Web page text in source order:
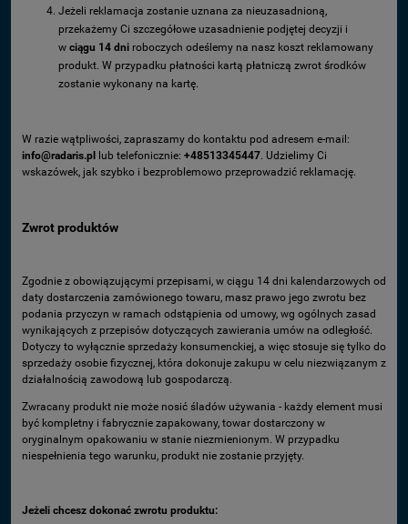
Jeżeli reklamacja zostanie uznana za nieuzasadnioną,
przekażemy Ci szczegółowe uzasadnienie podjętej decyzji i
w ciągu 14 dni roboczych odeślemy na nasz koszt reklamowany
produkt. W przypadku płatności kartą płatniczą zwrot środków
zostanie wykonany na kartę.
W razie wątpliwości, zapraszamy do kontaktu pod adresem e-mail:
info@radaris.pl lub telefonicznie: +48513345447. Udzielimy Ci
wskazówek, jak szybko i bezproblemowo przeprowadzić reklamację.
Zwrot produktów
Zgodnie z obowiązującymi przepisami, w ciągu 14 dni kalendarzowych od
daty dostarczenia zamówionego towaru, masz prawo jego zwrotu bez
podania przyczyn w ramach odstąpienia od umowy, wg ogólnych zasad
wynikających z przepisów dotyczących zawierania umów na odległość.
Dotyczy to wyłącznie sprzedaży konsumenckiej, a więc stosuje się tylko do
sprzedaży osobie fizycznej, która dokonuje zakupu w celu niezwiązanym z
działalnością zawodową lub gospodarczą.
Zwracany produkt nie może nosić śladów używania - każdy element musi
być kompletny i fabrycznie zapakowany, towar dostarczony w
oryginalnym opakowaniu w stanie niezmienionym. W przypadku
niespełnienia tego warunku, produkt nie zostanie przyjęty.
Jeżeli chcesz dokonać zwrotu produktu: